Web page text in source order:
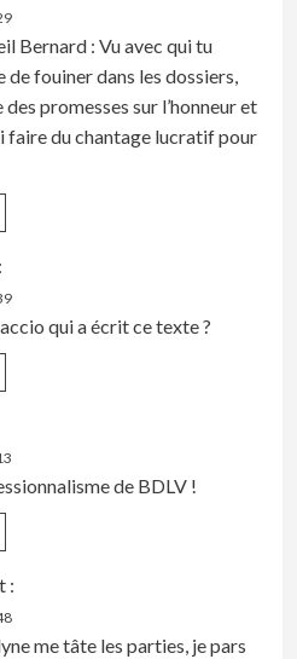
Bernard : Vu avec qui tu
de fouiner dans les dossiers,
promesses sur l’honneur et
faire du chantage lucratif pour
qui a écrit ce texte ?
de BDLV !
:
me tâte les parties, je pars